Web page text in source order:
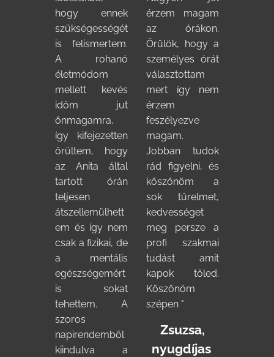
hogy ennek
szükségességét
is felismertem.
A rohanó
életmódom
mellett kevés
időm jut
önmagamra,
így kifejezetten
örültem, hogy
az Anita által
tartott órán
teljesen
átszellemülhett
em és így nem
csak a fizikai, de
a mentális
egészségemért
is sokat
tehettem. A
szoros
napirendemből
kiindulva a
érzem magam
az órákon.
Örülök, hogy a
személyes órát
választottam
mert így nem
érzem
feszélyezve
magam.
Jobban tudok
rád figyelni, és
köszönöm a
sok türelmet,
kedvességet
meg persze a
profi szakmai
tudást amit
kapok tőled.
Köszönöm
szépen "
Zsuzsa,
nyugdíjas